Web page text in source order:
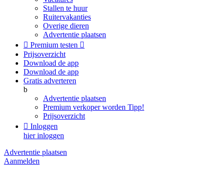
Stallen te huur
Ruitervakanties
Overige dieren
Advertentie plaatsen
 Premium testen 
Prijsoverzicht
Download de app
Download de app
Gratis adverteren
b
Advertentie plaatsen
Premium verkoper worden Tipp!
Prijsoverzicht
 Inloggen
hier inloggen
Advertentie plaatsen
Aanmelden